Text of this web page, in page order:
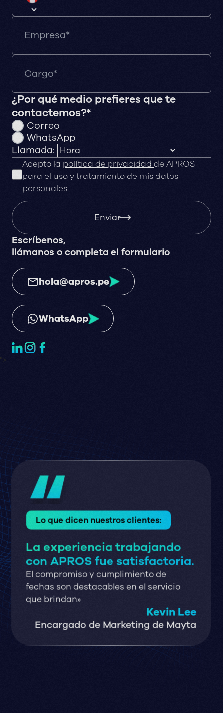
¿Por qué medio prefieres que te
contactemos?*
Correo
WhatsApp
Llamada:
Acepto la política de privacidadde APROS
para el uso y tratamiento de mis datos
personales.
Enviar
Escríbenos,
llámanos o completa el formulario
hola@apros.pe
WhatsApp
">
La experiencia trabajando
con APROS fue satisfactoria.
El compromiso y cumplimiento de
fechas son destacables en el servicio
que brindan»
Kevin Lee
Encargado de Marketing de Mayta
Lo que dicen nuestros clientes: